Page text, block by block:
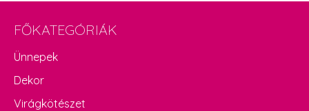
FŐKATEGÓRIÁK
Ünnepek
Dekor
Virágkötészet